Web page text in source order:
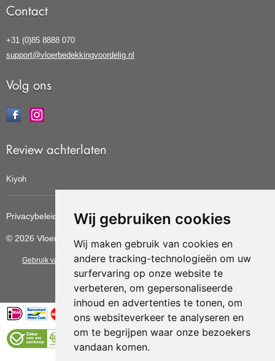
Wij gebruiken cookies
Wij maken gebruik van cookies en
andere tracking-technologieën om uw
surfervaring op onze website te
verbeteren, om gepersonaliseerde
inhoud en advertenties te tonen, om
ons websiteverkeer te analyseren en
om te begrijpen waar onze bezoekers
vandaan komen.
Contact
+31 (0)85 8888 070
support@vloerbedekkingvoordelig.nl
Volg ons
Review achterlaten
Kiyoh
Privacybeleid Cookiebeleid Update cookies voorkeuren
© 2026 Vloerbedekkingvoordelig
Gebruik van deze site betekent dat u dealgemene voorwaarden van CBW